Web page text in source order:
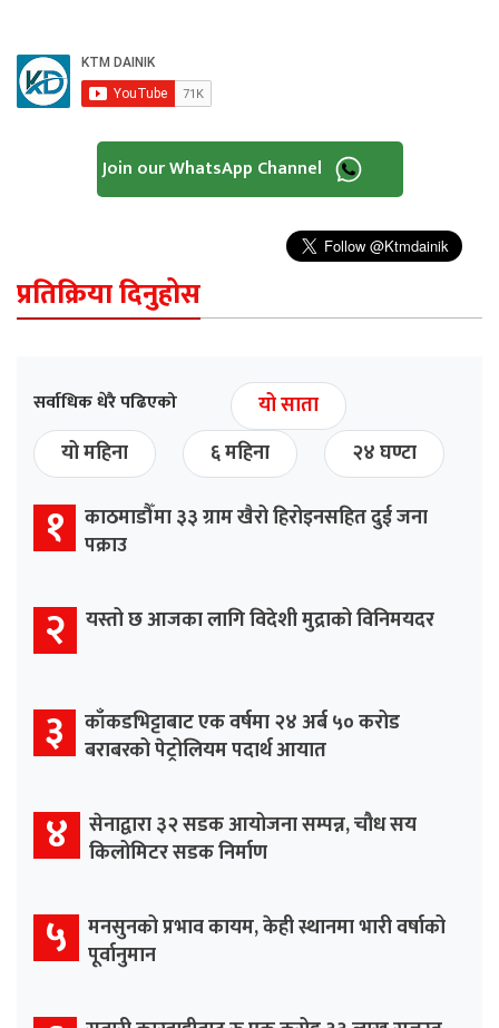
Join our WhatsApp Channel
प्रतिक्रिया दिनुहोस
सर्वाधिक धेरै पढिएको
यो साता
यो महिना
६ महिना २४ घण्टा
१
काठमाडौँमा ३३ ग्राम खैरो हिरोइनसहित दुई जना
पक्राउ
२ यस्तो छ आजका लागि विदेशी मुद्राको विनिमयदर
३
काँकडभिट्टाबाट एक वर्षमा २४ अर्ब ५० करोड
बराबरको पेट्रोलियम पदार्थ आयात
४
सेनाद्वारा ३२ सडक आयोजना सम्पन्न, चौध सय
किलोमिटर सडक निर्माण
५
मनसुनको प्रभाव कायम, केही स्थानमा भारी वर्षाको
पूर्वानुमान